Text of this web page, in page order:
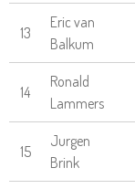
13
Eric van
Balkum
14
Ronald
Lammers
15
Jurgen
Brink